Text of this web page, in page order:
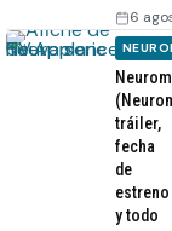
6
tráiler,
fecha
de
estreno
y todo